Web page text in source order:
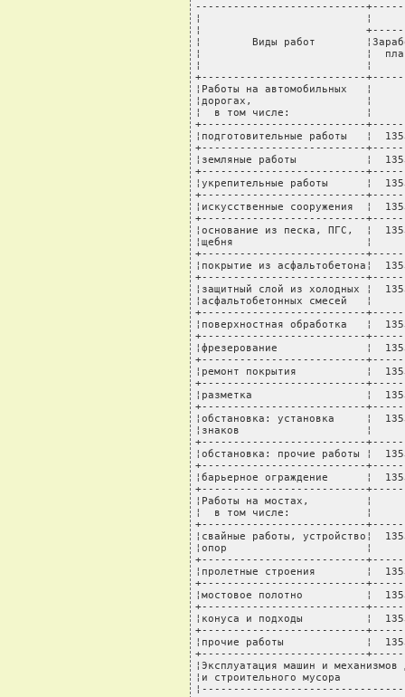
---------------------------
¦                          ¦
¦
¦        Виды работ
¦                          ¦  плата
¦                          ¦
+--------------------------
¦Работы на
¦дорогах,
¦  в том числе:
+--------------------------
¦подготовительные работы   ¦
+--------------------------
¦земляные работы           ¦
+--------------------------
¦укрепительные работы      ¦
+--------------------------
¦искусственные сооружения  ¦
+--------------------------
¦основание из песка, ПГС,  ¦
¦щебня                     ¦
+--------------------------
¦покрытие из асфальтобетона¦
+--------------------------
¦защитный слой из холодных ¦
¦асфальтобетонных
+--------------------------
¦поверхностная обработка   ¦
+--------------------------
¦фрезерование              ¦
+--------------------------
¦ремонт покрытия           ¦
+--------------------------
¦разметка                  ¦
+--------------------------
¦обстановка: установка     ¦
¦знаков                    ¦
+--------------------------
¦обстановка: прочие работы ¦
+--------------------------
¦барьерное ограждение      ¦
+--------------------------
¦Работы на мостах,
¦  в том числе:
+--------------------------
¦свайные работы, устройство¦
¦опор                      ¦
+--------------------------
¦пролетные строения        ¦
+--------------------------
¦мостовое полотно          ¦
+--------------------------
¦конуса и подходы          ¦
+--------------------------
¦прочие работы             ¦
+--------------------------
¦Эксплуатация машин и
¦и строительного